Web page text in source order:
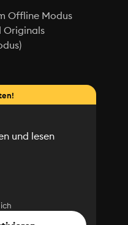
Offline Modus
Originals
und lesen